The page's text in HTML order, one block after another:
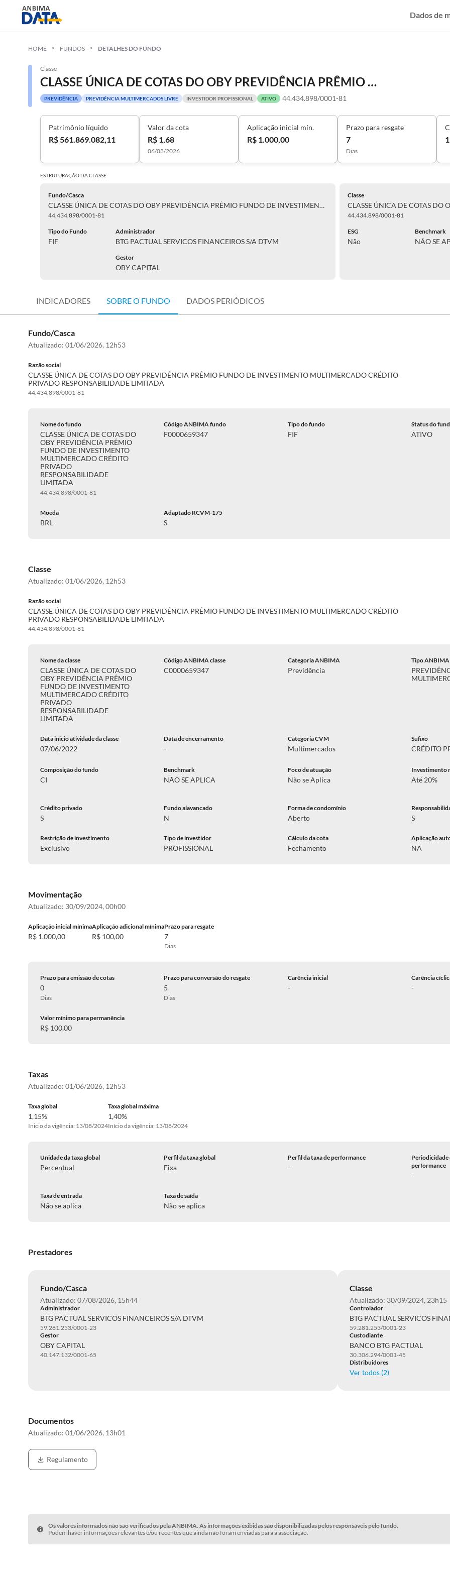
Dados de
HOME FUNDOS DETALHES DO FUNDO
Classe
CLASSE ÚNICA DE COTAS DO OBY PREVIDÊNCIA PRÊMIO FUNDO DE INVESTIMENTO MULTIMERCADO CRÉDITO PRIVADO RESPONSABILIDADE LIMITADA
PREVIDÊNCIA PREVIDÊNCIA MULTIMERCADOS LIVRE INVESTIDOR PROFISSIONAL ATIVO 44.434.898/0001-81
Patrimônio líquido
R$ 561.869.082,11
Valor da cota
R$ 1,68
06/08/2026
Aplicação inicial mín.
R$ 1.000,00
Prazo para resgate
7
Dias
1
ESTRUTURAÇÃO DACLASSE
Fundo/Casca
CLASSE ÚNICA DE COTAS DO OBY PREVIDÊNCIA PRÊMIO FUNDO DE INVESTIMENTO MULTIMERCADO CRÉDITO PRIVADO RESPONSABILIDADE LIMITADA
44.434.898/0001-81
Tipo do Fundo
FIF
Administrador
BTG PACTUAL SERVICOS FINANCEIROS S/A DTVM
Gestor
OBY CAPITAL
Classe
44.434.898/0001-81
ESG
Não
Benchmark
NÃO SE
INDICADORES SOBRE O FUNDO DADOS PERIÓDICOS
Fundo/Casca
Atualizado: 01/06/2026, 12h53
Razão social
CLASSE ÚNICA DE COTAS DO OBY PREVIDÊNCIA PRÊMIO FUNDO DE INVESTIMENTO MULTIMERCADO CRÉDITO
PRIVADO RESPONSABILIDADE LIMITADA
44.434.898/0001-81
Nome do fundo
CLASSE ÚNICA DE COTAS DO
OBY PREVIDÊNCIA PRÊMIO
FUNDO DE INVESTIMENTO
MULTIMERCADO CRÉDITO
PRIVADO
RESPONSABILIDADE
LIMITADA
44.434.898/0001-81
Código ANBIMA fundo
F0000659347
Tipo do fundo
FIF
Status do
ATIVO
Moeda
BRL
Adaptado RCVM-175
S
Classe
Atualizado: 01/06/2026, 12h53
Razão social
CLASSE ÚNICA DE COTAS DO OBY PREVIDÊNCIA PRÊMIO FUNDO DE INVESTIMENTO MULTIMERCADO CRÉDITO
PRIVADO RESPONSABILIDADE LIMITADA
44.434.898/0001-81
Nome da classe
CLASSE ÚNICA DE COTAS DO
OBY PREVIDÊNCIA PRÊMIO
FUNDO DE INVESTIMENTO
MULTIMERCADO CRÉDITO
PRIVADO
RESPONSABILIDADE
LIMITADA
Código ANBIMA classe
C0000659347
Categoria ANBIMA
Previdência
Tipo ANBIMA
Data inicio atividade da classe
07/06/2022
Data de encerramento
-
Categoria CVM
Multimercados
Sufixo
CRÉDITO
Composição do fundo
CI
Benchmark
NÃO SE APLICA
Foco de atuação
Não se Aplica
Investimento
Até 20%
Crédito privado
S
Fundo alavancado
N
Forma de condomínio
Aberto S
Restrição de investimento
Exclusivo
Tipo de investidor
PROFISSIONAL
Cálculo da cota
Fechamento
Aplicação
NA
Movimentação
Atualizado: 30/09/2024, 00h00
Aplicação inicial mínima
R$ 1.000,00
Aplicação adicional mínima
R$ 100,00
Prazo para resgate
7
Dias
Prazo para emissão de cotas
0
Dias
Prazo para conversão do resgate
5
Dias
Carência inicial
-
Carência
-
Valor mínimo para permanência
R$ 100,00
Taxas
Atualizado: 01/06/2026, 12h53
Taxa global
1,15%
Inicio da vigência: 13/08/2024
Taxa global máxima
1,40%
Início da vigência: 13/08/2024
Unidade da taxa global
Percentual
Perfil da taxa global
Fixa
Perfil da taxa de performance
-
Periodicidade
performance
-
Taxa de entrada
Não se aplica
Taxa de saída
Não se aplica
Prestadores
Fundo/Casca
Atualizado: 07/08/2026, 15h44
Administrador
BTG PACTUAL SERVICOS FINANCEIROS S/A DTVM
59.281.253/0001-23
Gestor
OBY CAPITAL
40.147.132/0001-65
Classe
Atualizado: 30/09/2024, 23h15
Controlador
BTG PACTUAL SERVICOS
59.281.253/0001-23
Custodiante
BANCO BTG PACTUAL
30.306.294/0001-45
Distribuidores
Ver todos (2)
Documentos
Atualizado: 01/06/2026, 13h01
Regulamento
Os valores informados não são verificados pela ANBIMA. As informações exibidas são disponibilizadas pelos responsáveis pelo fundo.
Podem haver informações relevantes e/ou recentes que ainda não foram enviadas para a associação.